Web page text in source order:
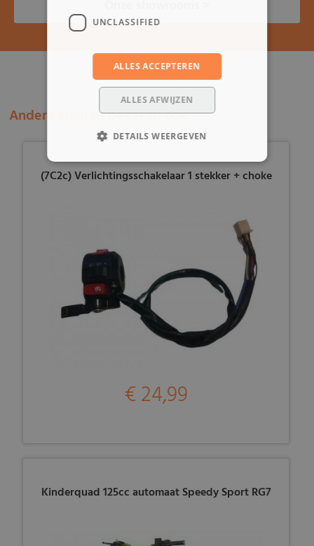
Andere klanten bekeken ook:
(7C2c) Verlichtingsschakelaar 1 stekker + choke
€ 24,99
Kinderquad 125cc automaat Speedy Sport RG7
UNCLASSIFIED
ALLES ACCEPTEREN
ALLES AFWIJZEN
DETAILS WEERGEVEN